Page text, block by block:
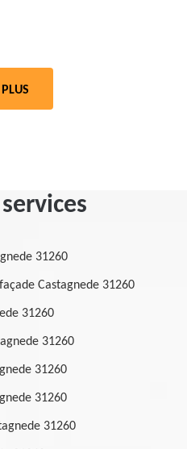
31260
Castagnede 31260
31260
31260
31260
31260
31260